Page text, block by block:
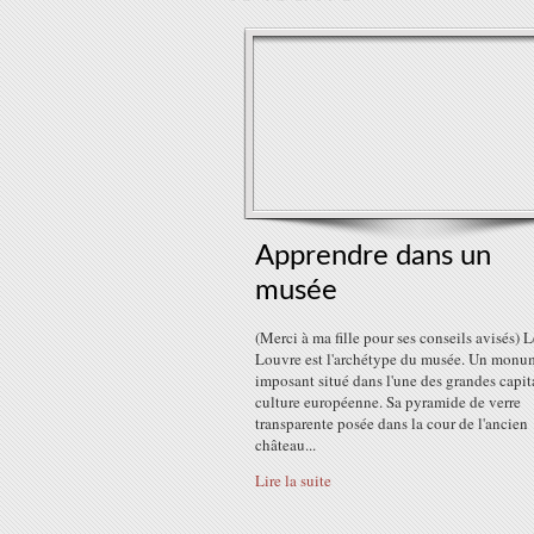
Apprendre dans un
musée
(Merci à ma fille pour ses conseils avisés)
Louvre est l'archétype du musée. Un
imposant situé dans l'une des grandes
culture européenne. Sa pyramide de verre
transparente posée dans la cour de l'ancien
château...
Lire la suite